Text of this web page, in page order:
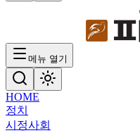
메뉴 열기
HOME
정치
시정사회